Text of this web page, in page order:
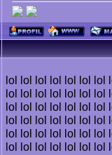
lol lol lol lol lol lol lol
lol lol lol lol lol lol lol
lol lol lol lol lol lol lol
lol lol lol lol lol lol lol
lol lol lol lol lol lol lol
lol lol lol lol lol lol lol